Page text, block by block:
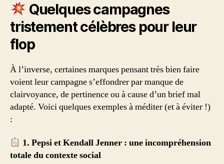
Quelques campagnes
tristement célèbres pour leur
flop
À l’inverse, certaines marques pensant très bien faire
voient leur campagne s’effondrer par manque de
clairvoyance, de pertinence ou à cause d’un brief mal
adapté. Voici quelques exemples à méditer (et à éviter !)
:
1. Pepsi et Kendall Jenner : une incompréhension
totale du contexte social